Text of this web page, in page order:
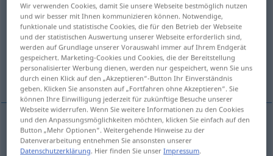
Vers [fɛrs]m < -es;-e>
Übersicht aller Übersetzungen
(Für mehr Details die Übersetzung anklicken/antippen)
verso, versículo, estrofe
versom Vers
Wir verwenden Cookies, damit Sie unsere Webseite bestmöglich nutzen
und wir besser mit Ihnen kommunizieren können. Notwendige,
funktionale und statistische Cookies, die für den Betrieb der Webseite
und der statistischen Auswertung unserer Webseite erforderlich sind,
werden auf Grundlage unserer Vorauswahl immer auf Ihrem Endgerät
gespeichert. Marketing-Cookies und Cookies, die der Bereitstellung
personalisierter Werbung dienen, werden nur gespeichert, wenn Sie uns
durch einen Klick auf den „Akzeptieren“-Button Ihr Einverständnis
geben. Klicken Sie ansonsten auf „Fortfahren ohne Akzeptieren“. Sie
können Ihre Einwilligung jederzeit für zukünftige Besuche unserer
Webseite widerrufen. Wenn Sie weitere Informationen zu den Cookies
und den Anpassungsmöglichkeiten möchten, klicken Sie einfach auf den
Button „Mehr Optionen“. Weitergehende Hinweise zu der
Datenverarbeitung entnehmen Sie ansonsten unserer
Datenschutzerklärung. Hier finden Sie unserImpressum.